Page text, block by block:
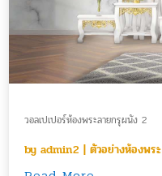
วอลเปเปอร์ห้องพระลายกรุผนัง 2
byadmin2 |ตัวอย่างห้องพระ